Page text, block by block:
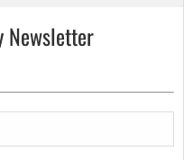
Newsletter